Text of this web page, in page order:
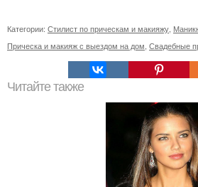
Категории: Стилист по прическам и макияжу
Прическа и макияж с выездом на дом Свадебные
Читайте также